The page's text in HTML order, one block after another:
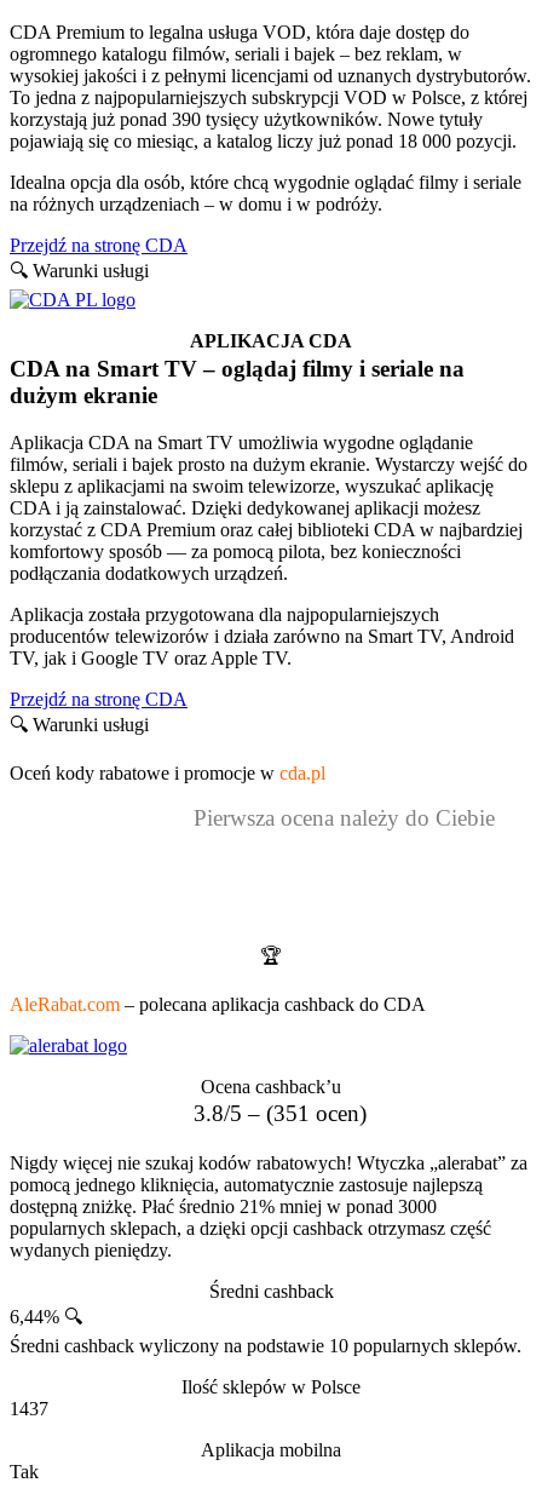
CDA Premium to legalna usługa VOD, która daje dostęp do
ogromnego katalogu filmów, seriali i bajek – bez reklam, w
wysokiej jakości i z pełnymi licencjami od uznanych dystrybutorów.
To jedna z najpopularniejszych subskrypcji VOD w Polsce, z której
korzystają już ponad 390 tysięcy użytkowników. Nowe tytuły
pojawiają się co miesiąc, a katalog liczy już ponad 18 000 pozycji.
Idealna opcja dla osób, które chcą wygodnie oglądać filmy i seriale
na różnych urządzeniach – w domu i w podróży.
Przejdź na stronę CDA
🔍 Warunki usługi
APLIKACJA CDA
CDA na Smart TV – oglądaj filmy i seriale na
dużym ekranie
Aplikacja CDA na Smart TV umożliwia wygodne oglądanie
filmów, seriali i bajek prosto na dużym ekranie. Wystarczy wejść do
sklepu z aplikacjami na swoim telewizorze, wyszukać aplikację
CDA i ją zainstalować. Dzięki dedykowanej aplikacji możesz
korzystać z CDA Premium oraz całej biblioteki CDA w najbardziej
komfortowy sposób — za pomocą pilota, bez konieczności
podłączania dodatkowych urządzeń.
Aplikacja została przygotowana dla najpopularniejszych
producentów telewizorów i działa zarówno na Smart TV, Android
TV, jak i Google TV oraz Apple TV.
Przejdź na stronę CDA
🔍 Warunki usługi
Oceń kody rabatowe i promocje w cda.pl
Pierwsza ocena należy do Ciebie
🏆
AleRabat.com – polecana aplikacja cashback do CDA
Ocena cashback’u
3.8/5 – (351 ocen)
Nigdy więcej nie szukaj kodów rabatowych! Wtyczka „alerabat” za
pomocą jednego kliknięcia, automatycznie zastosuje najlepszą
dostępną zniżkę. Płać średnio 21% mniej w ponad 3000
popularnych sklepach, a dzięki opcji cashback otrzymasz część
wydanych pieniędzy.
Średni cashback
6,44% 🔍
Średni cashback wyliczony na podstawie 10 popularnych sklepów.
Ilość sklepów w Polsce
1437
Aplikacja mobilna
Tak